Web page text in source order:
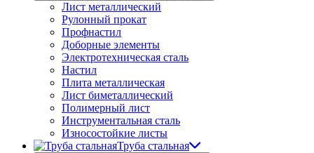
Лист металлический
Рулонный прокат
Профнастил
Доборные элементы
Электротехническая сталь
Настил
Плита металлическая
Лист биметаллический
Полимерный лист
Инструментальная сталь
Износостойкие листы
Труба стальная